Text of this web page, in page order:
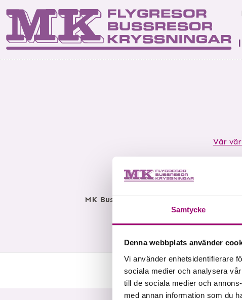
Samtycke
Denna webbplats använder
Vi använder enhetsidentifierare
sociala medier och analysera
till de sociala medier och
med annan information som du
Start Kontakta oss
Resmål
Vår
MK Bussresor AB Björkelundsgatan 21